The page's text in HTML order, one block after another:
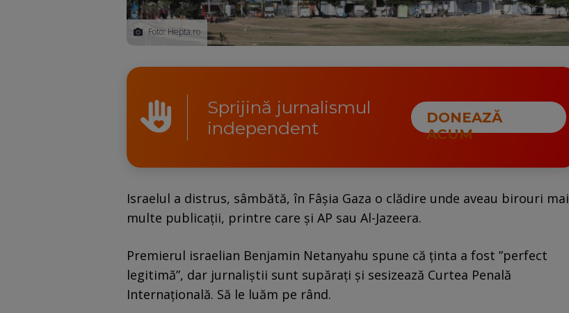
Foto: Hepta.ro
Sprijină jurnalismul
independent
DONEAZĂ
ACUM
Israelul a distrus, sâmbătă, în Fâșia Gaza o clădire unde aveau birouri mai
multe publicații, printre care și AP sau Al-Jazeera.
Premierul israelian Benjamin Netanyahu spune că ținta a fost ”perfect
legitimă”, dar jurnaliștii sunt supărați și sesizează Curtea Penală
Internaţională. Să le luăm pe rând.